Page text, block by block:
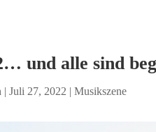
und alle sind
|Juli 27, 2022 |Musikszene